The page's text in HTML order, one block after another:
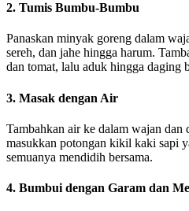
2. Tumis Bumbu-Bumbu
Panaskan minyak goreng dalam
sereh, dan jahe hingga harum.
dan tomat, lalu aduk hingga daging
3. Masak dengan Air
Tambahkan air ke dalam wajan dan
masukkan potongan kikil kaki sapi
semuanya mendidih bersama.
4. Bumbui dengan Garam dan